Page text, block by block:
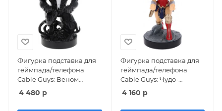
Фигурка подставка для
геймпада/телефона
Cable Guys: Веном
(Venom) Марвел (Marvel)
(CGCAMR400370) 23 см
4 480 р
Фигурка подставка для
геймпада/телефона
Cable Guys: Чудо-
женщина (Wonder
Woman) ДиСи (DC)
4 160 р